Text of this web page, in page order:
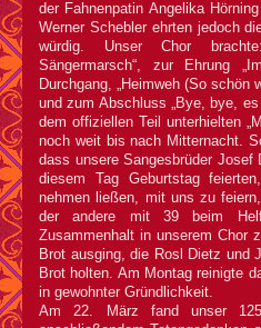
der Fahnenpatin Angelika
Werner Schebler ehrten jedoch
würdig. Unser Chor
Sängermarsch“, zur Ehrung
Durchgang, „Heimweh (So schön
und zum Abschluss „Bye, bye,
dem offiziellen Teil unterhielten
noch weit bis nach Mitternacht.
dass unsere Sangesbrüder Josef
diesem Tag Geburtstag
nehmen ließen, mit uns zu
der andere mit 39 beim
Zusammenhalt in unserem Chor
Brot ausging, die Rosl Dietz und
Brot holten. Am Montag reinigte
in gewohnter Gründlichkeit.
Am 22. März fand unser